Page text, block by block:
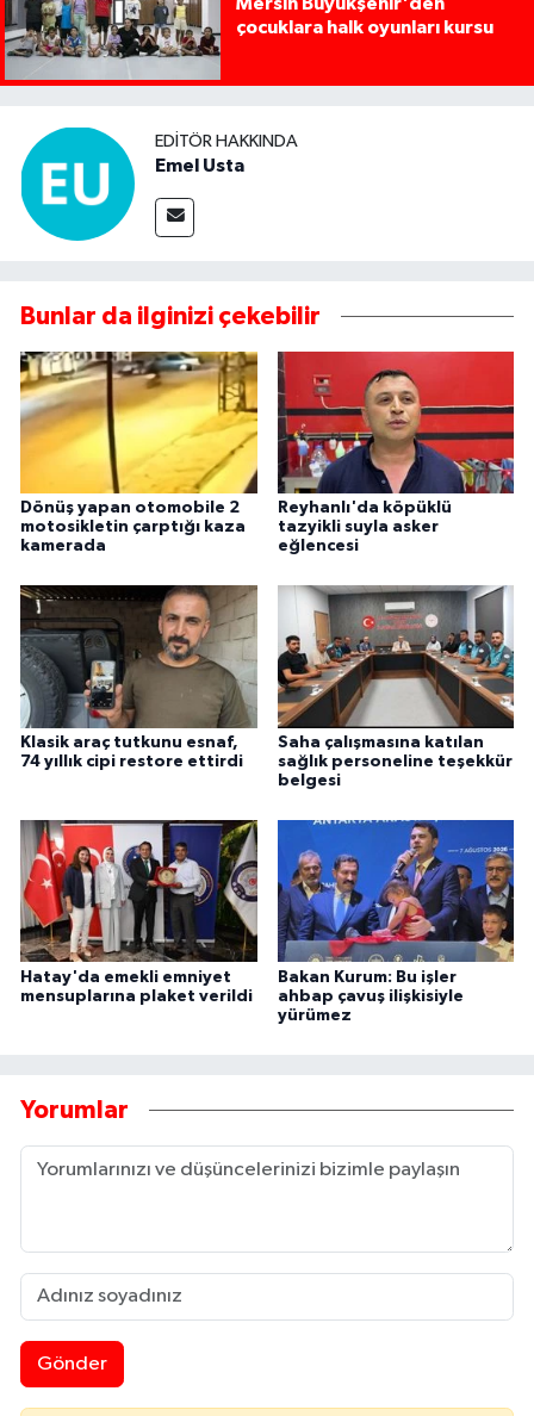
çocuklara halk oyunları kursu
EDITÖR HAKKINDA
Emel Usta
Bunlar da ilginizi çekebilir
Dönüş yapan otomobile 2
motosikletin çarptığı kaza
kamerada
Reyhanlı'da köpüklü
tazyikli suyla asker
eğlencesi
Klasik araç tutkunu esnaf,
74 yıllık cipi restore ettirdi
Saha çalışmasına katılan
sağlık personeline teşekkür
belgesi
Hatay'da emekli emniyet
mensuplarına plaket verildi
Bakan Kurum: Bu işler
ahbap çavuş ilişkisiyle
yürümez
Yorumlar
Gönder